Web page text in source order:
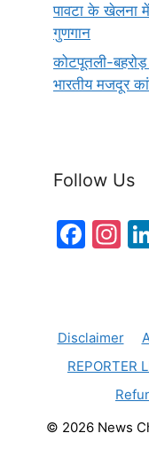
पावटा के खेलना
गुणगान
कोटपूतली-
भारतीय मजदूर
Follow Us
F
b
o
k
In
a
m
Disclaimer
REPORTER
© 2026 News